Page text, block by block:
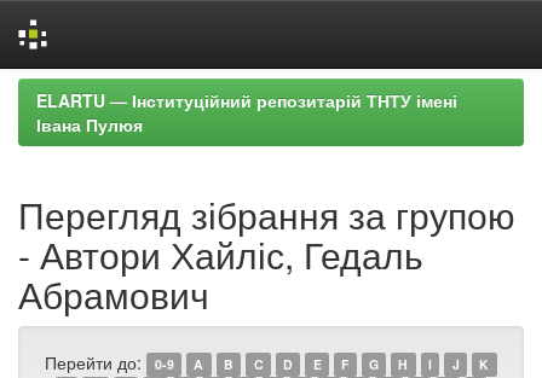
Skip
navigation
ELARTU — Інституційний репозитарій ТНТУ імені
Івана Пулюя
Перегляд зібрання за групою
- Автори Хайліс, Гедаль
Абрамович
Перейти до: 0-9 A B C D E F G H I J
K